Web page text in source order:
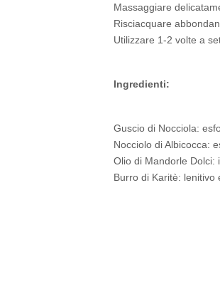
Massaggiare
Risciacquare
Utilizzare 1-2 volte a
Ingredienti:
Guscio di Nocciola:
Nocciolo di Albicocca:
Olio di Mandorle Dolci:
Burro di Karitè: lenitivo